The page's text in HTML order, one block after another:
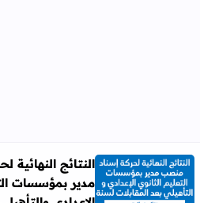
اقرأ المزيد عن النتائج
النتائج
مدير بمؤسسات